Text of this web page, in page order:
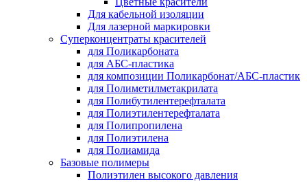
Для кабельной изоляции
Для лазерной маркировки
Суперконцентраты красителей
для Поликарбоната
для АБС-пластика
для композиции Поликарбонат/АБС-пластик
для Полиметилметакрилата
для Полибутилентерефталата
для Полиэтилентерефталата
для Полипропилена
для Полиэтилена
для Полиамида
Базовые полимеры
Полиэтилен высокого давления